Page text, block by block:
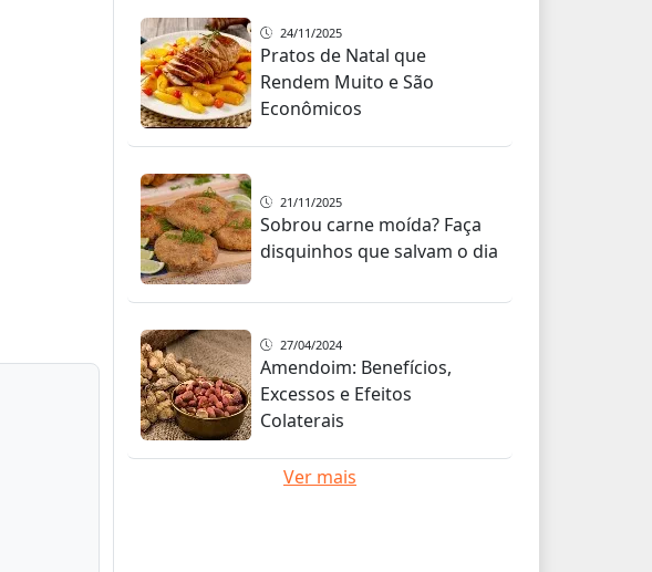
24/11/2025
Pratos de Natal que
Rendem Muito e São
Econômicos
21/11/2025
Sobrou carne moída? Faça
disquinhos que salvam o dia
27/04/2024
Amendoim: Benefícios,
Excessos e Efeitos
Colaterais
Ver mais